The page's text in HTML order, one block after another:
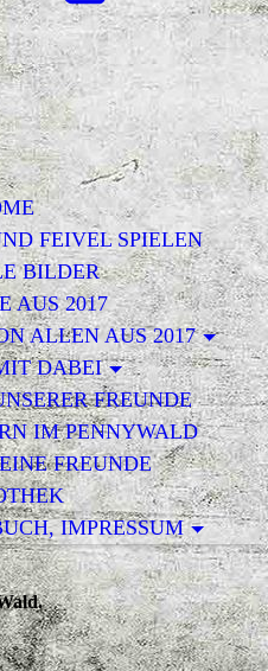
FEIVEL SPIELEN
BILDER
AUS 2017
ALLEN AUS 2017
DABEI
FREUNDE
IM PENNYWALD
FREUNDE
IMPRESSUM